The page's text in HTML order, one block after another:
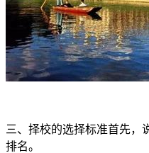
三、择校的选择标准首先
排名。